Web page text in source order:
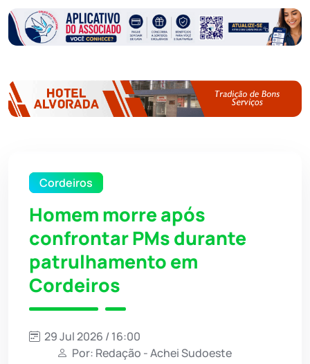
Cordeiros
Homem morre após
confrontar PMs durante
patrulhamento em
Cordeiros
29 Jul 2026 / 16:00
Por: Redação - Achei Sudoeste